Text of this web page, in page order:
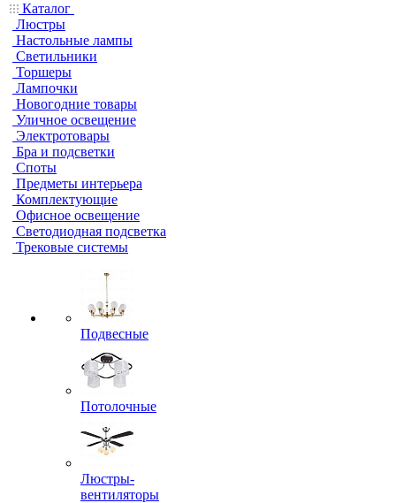
Каталог
Люстры
Настольные лампы
Светильники
Торшеры
Лампочки
Новогодние товары
Уличное освещение
Электротовары
Бра и подсветки
Споты
Предметы интерьера
Комплектующие
Офисное освещение
Светодиодная подсветка
Трековые системы
Подвесные
Потолочные
Люстры-
вентиляторы